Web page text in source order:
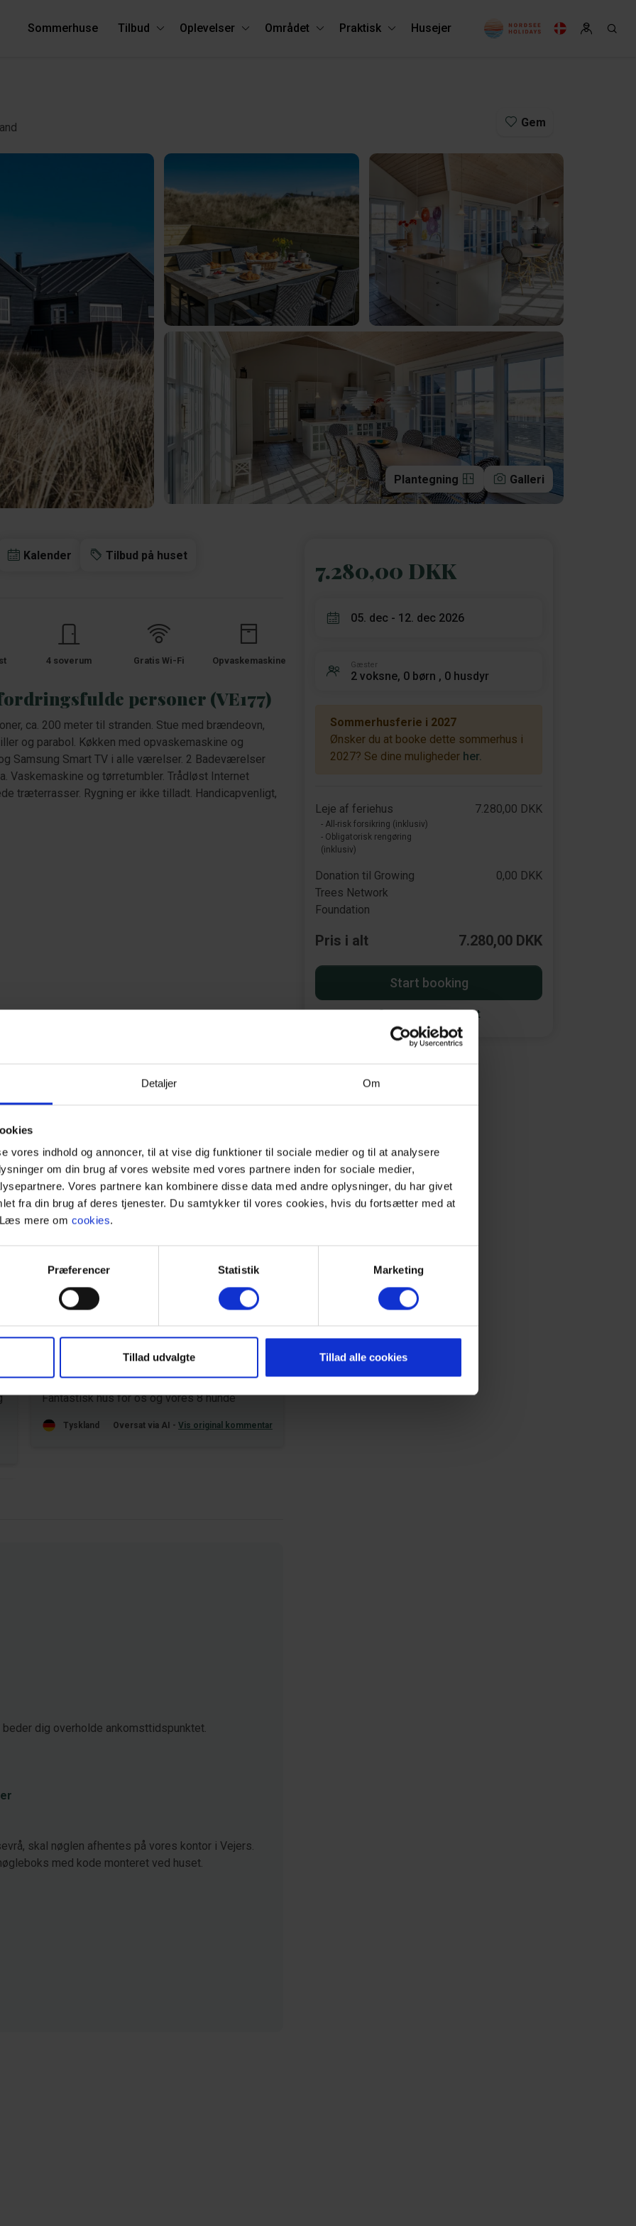
Detaljer Om
vores indhold og annoncer, til at vise dig funktioner til sociale medier og til at analysere
om din brug af vores website med vores partnere inden for sociale medier,
Vores partnere kan kombinere disse data med andre oplysninger, du har givet
fra din brug af deres tjenester. Du samtykker til vores cookies, hvis du fortsætter med at
mere om cookies.
Præferencer Statistik Marketing
Tillad udvalgte Tillad alle cookies
Sommerhuse Tilbud Oplevelser Området Praktisk Husejer
Gem
Plantegning Galleri
Kalender Tilbud på huset
4 soverum Gratis Wi-Fi Opvaskemaskine
personer (VE177)
ca. 200 meter til stranden. Stue med brændeovn,
og parabol. Køkken med opvaskemaskine og
Samsung Smart TV i alle værelser. 2 Badeværelser
Vaskemaskine og tørretumbler. Trådløst Internet
træterrasser. Rygning er ikke tilladt. Handicapvenligt,
1 km fra ferieboligen.
4,7
4,9
Katja Vogel
jun 2026
Fantastisk hus for os og vores 8 hunde
Tyskland Oversat via AI - Vis original kommentar
dig overholde ankomsttidspunktet.
skal nøglen afhentes på vores kontor i Vejers.
med kode monteret ved huset.
7.280,00 DKK
05. dec - 12. dec 2026
Gæster
2 voksne, 0 børn , 0 husdyr
Sommerhusferie i 2027
Ønsker du at booke dette sommerhus i
2027? Se dine muligheder her.
Leje af feriehus
- All-risk forsikring (inklusiv)
- Obligatorisk rengøring
(inklusiv)
7.280,00 DKK
Donation til Growing
Trees Network
Foundation
0,00 DKK
Pris i alt 7.280,00 DKK
Start booking
Opret en søgeagent